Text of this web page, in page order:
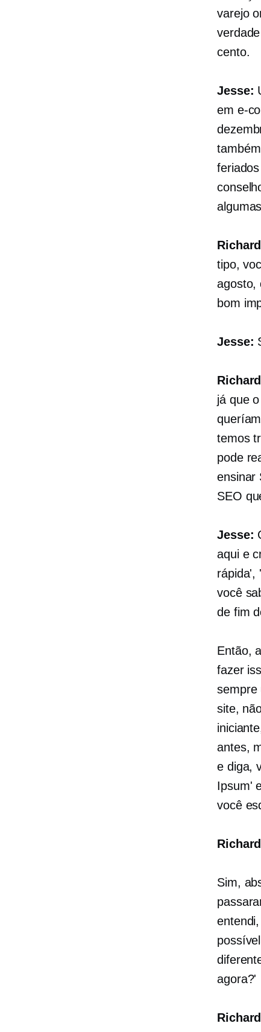
varejo
cento.
Jesse:
em e-
tipo,
agosto,
bom
Jesse:
já que
temos
pode
ensinar
SEO
Jesse:
aqui e
rápida',
você
de fim
Então,
fazer
sempre
site,
antes,
e diga,
Ipsum'
você
Sim,
agora?'